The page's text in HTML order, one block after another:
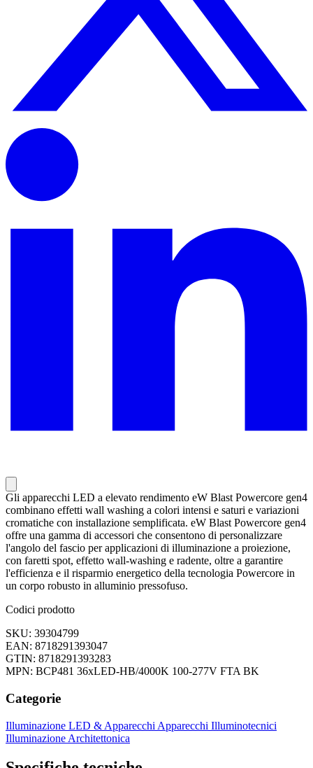
Gli apparecchi LED a elevato rendimento eW Blast Powercore gen4
combinano effetti wall washing a colori intensi e saturi e variazioni
cromatiche con installazione semplificata. eW Blast Powercore gen4
offre una gamma di accessori che consentono di personalizzare
l'angolo del fascio per applicazioni di illuminazione a proiezione,
con faretti spot, effetto wall-washing e radente, oltre a garantire
l'efficienza e il risparmio energetico della tecnologia Powercore in
un corpo robusto in alluminio pressofuso.
Codici prodotto
SKU: 39304799
EAN: 8718291393047
GTIN: 8718291393283
MPN: BCP481 36xLED-HB/4000K 100-277V FTA BK
Categorie
Illuminazione LED & Apparecchi Apparecchi Illuminotecnici
Illuminazione Architettonica